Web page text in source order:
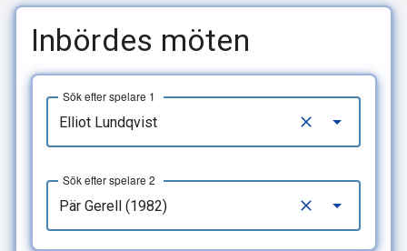
Inbördes möten
Sök efter spelare 1
Sök efter spelare 2